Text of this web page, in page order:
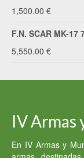
1,500.00 €
F.N. SCAR MK-17
5,550.00 €
IV Armas
En IV Armas y